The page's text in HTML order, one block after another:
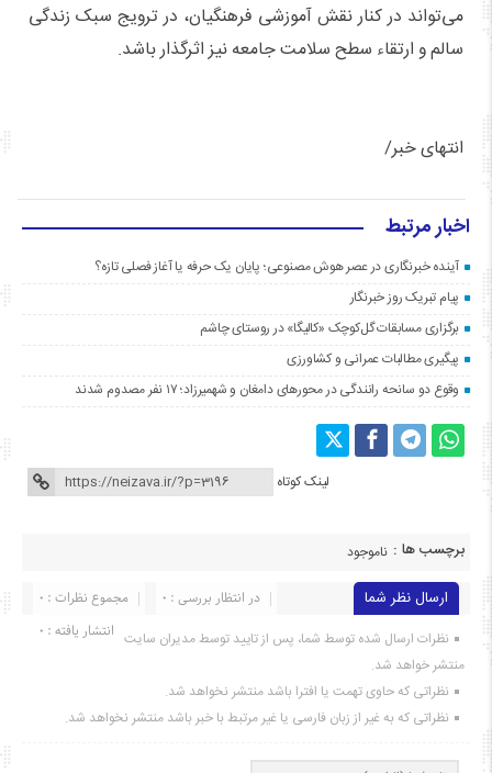
می‌تواند در کنار نقش آموزشی فرهنگیان، در ترویج سبک زندگی
سالم و ارتقاء سطح سلامت جامعه نیز اثرگذار باشد.
انتهای خبر/
اخبار مرتبط
آینده خبرنگاری در عصر هوش مصنوعی؛ پایان یک حرفه یا آغاز فصلی تازه؟
پیام تبریک روز خبرنگار
برگزاری مسابقات گل‌کوچک «کالیگا» در روستای چاشم
پیگیری مطالبات عمرانی و کشاورزی
وقوع دو سانحه رانندگی در محورهای دامغان و شهمیرزاد؛ ۱۷ نفر مصدوم شدند
لینک کوتاه
برچسب ها : ناموجود
ارسال نظر شما مجموع نظرات : 0
در انتظار بررسی : 0
انتشار یافته : ۰ نظرات ارسال شده توسط شما، پس از تایید توسط مدیران سایت
منتشر خواهد شد.
نظراتی که حاوی تهمت یا افترا باشد منتشر نخواهد شد.
نظراتی که به غیر از زبان فارسی یا غیر مرتبط با خبر باشد منتشر نخواهد شد.